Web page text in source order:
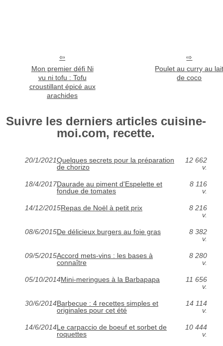
Mon premier défi Ni
vu ni tofu : Tofu
croustillant épicé aux
arachides
Poulet au curry au
de coco
Suivre les derniers articles cuisine-
moi.com, recette.
20/1/2021Quelques secrets pour la préparation
de chorizo
12 662
v.
18/4/2017Daurade au piment d'Espelette et
fondue de tomates
8 116
v.
14/12/2015Repas de Noël à petit prix
8 216
v.
08/6/2015De délicieux burgers au foie gras
8 382
v.
09/5/2015Accord mets-vins : les bases à
connaître
8 280
v.
05/10/2014Mini-meringues à la Barbapapa
11 656
v.
30/6/2014Barbecue : 4 recettes simples et
originales pour cet été
14 114
v.
14/6/2014Le carpaccio de boeuf et sorbet de
roquettes
10 444
v.